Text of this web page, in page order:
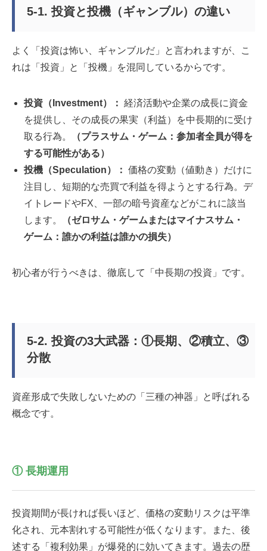
5-1. 投資と投機（ギャンブル）の違い
よく「投資は怖い、ギャンブルだ」と言われますが、こ
れは「投資」と「投機」を混同しているからです。
投資（Investment）： 経済活動や企業の成長に資金
を提供し、その成長の果実（利益）を中長期的に受け
取る行為。
（プラスサム・ゲーム：参加者全員が得を
する可能性がある）
投機（Speculation）： 価格の変動（値動き）だけに
注目し、短期的な売買で利益を得ようとする行為。デ
イトレードやFX、一部の暗号資産などがこれに該当
します。
（ゼロサム・ゲームまたはマイナスサム・
ゲーム：誰かの利益は誰かの損失）
初心者が行うべきは、徹底して「中長期の投資」です。
5-2. 投資の3大武器：①長期、②積立、③
分散
資産形成で失敗しないための「三種の神器」と呼ばれる
概念です。
① 長期運用
投資期間が長ければ長いほど、価格の変動リスクは平準
化され、元本割れする可能性が低くなります。また、後
述する「複利効果」が爆発的に効いてきます。過去の歴